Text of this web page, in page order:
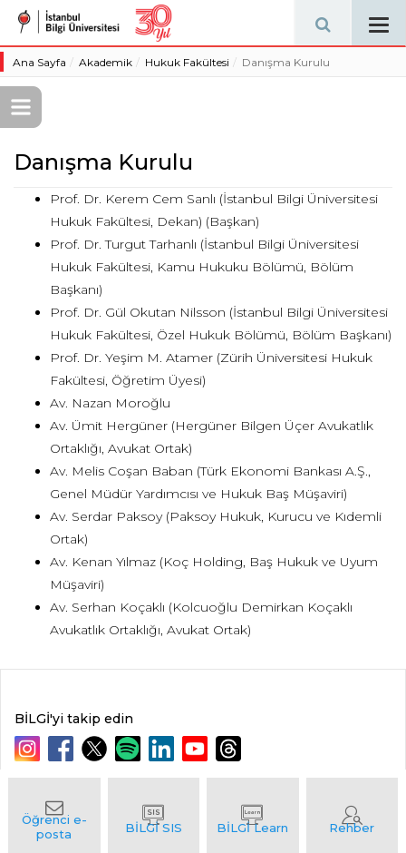
Ana Sayfa Akademik Hukuk Fakültesi Danışma Kurulu
Danışma Kurulu
Prof. Dr. Kerem Cem Sanlı (İstanbul Bilgi Üniversitesi
Hukuk Fakültesi, Dekan) (Başkan)
Prof. Dr. Turgut Tarhanlı (İstanbul Bilgi Üniversitesi
Hukuk Fakültesi, Kamu Hukuku Bölümü, Bölüm
Başkanı)
Prof. Dr. Gül Okutan Nilsson (İstanbul Bilgi Üniversitesi
Hukuk Fakültesi, Özel Hukuk Bölümü, Bölüm Başkanı)
Prof. Dr. Yeşim M. Atamer (Zürih Üniversitesi Hukuk
Fakültesi, Öğretim Üyesi)
Av. Nazan Moroğlu
Av. Ümit Hergüner (Hergüner Bilgen Üçer Avukatlık
Ortaklığı, Avukat Ortak)
Av. Melis Coşan Baban (Türk Ekonomi Bankası A.Ş.,
Genel Müdür Yardımcısı ve Hukuk Baş Müşaviri)
Av. Serdar Paksoy (Paksoy Hukuk, Kurucu ve Kıdemli
Ortak)
Av. Kenan Yılmaz (Koç Holding, Baş Hukuk ve Uyum
Müşaviri)
Av. Serhan Koçaklı (Kolcuoğlu Demirkan Koçaklı
Avukatlık Ortaklığı, Avukat Ortak)
BİLGİ'yi takip edin